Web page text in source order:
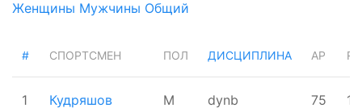
Женщины Мужчины Общий
# СПОРТСМЕН ПОЛ ДИСЦИПЛИНА AP RP
1
Кудряшов
М dynb 75